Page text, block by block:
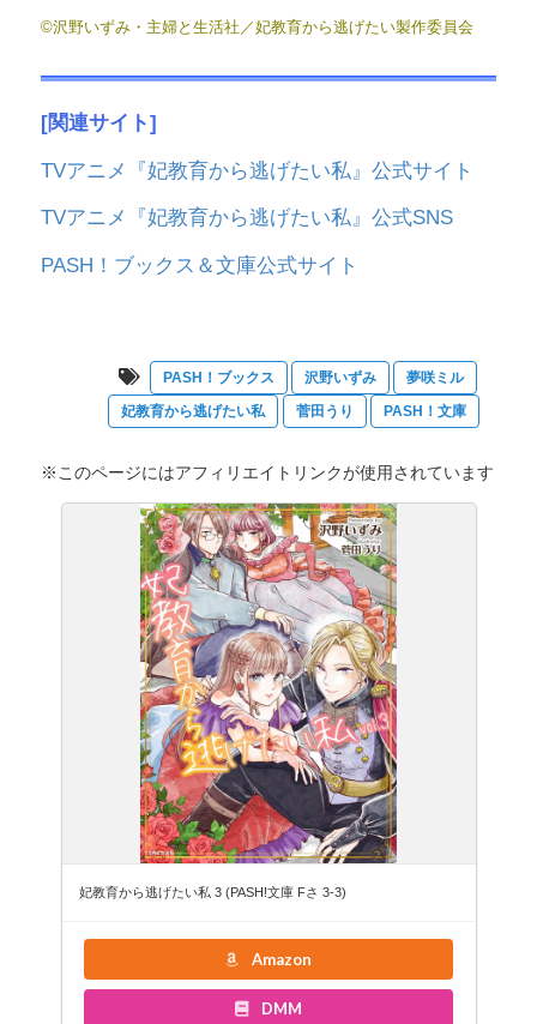
©沢野いずみ・主婦と生活社／妃教育から逃げたい製作委員会
[関連サイト]
TVアニメ『妃教育から逃げたい私』公式サイト
TVアニメ『妃教育から逃げたい私』公式SNS
PASH！ブックス＆文庫公式サイト
PASH！ブックス 沢野いずみ
夢咲ミル
妃教育から逃げたい私
菅田うり PASH！文庫
※このページにはアフィリエイトリンクが使用されています
妃教育から逃げたい私 3 (PASH!文庫 Fさ 3-3)
Amazon
DMM